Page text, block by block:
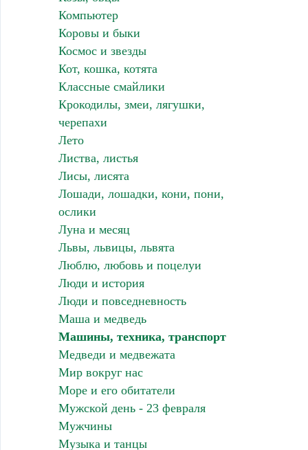
Компьютер
Коровы и быки
Космос и звезды
Кот, кошка, котята
Классные смайлики
Крокодилы, змеи, лягушки,
черепахи
Лето
Листва, листья
Лисы, лисята
Лошади, лошадки, кони, пони,
ослики
Луна и месяц
Львы, львицы, львята
Люблю, любовь и поцелуи
Люди и история
Люди и повседневность
Маша и медведь
Машины, техника, транспорт
Медведи и медвежата
Мир вокруг нас
Море и его обитатели
Мужской день - 23 февраля
Мужчины
Музыка и танцы